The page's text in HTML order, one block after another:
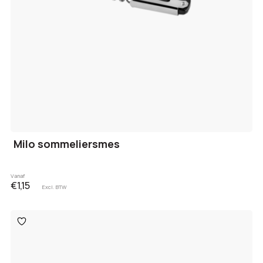
Milo sommeliersmes
Vanaf
€1,15 Excl. BTW
Toevoegen
aan